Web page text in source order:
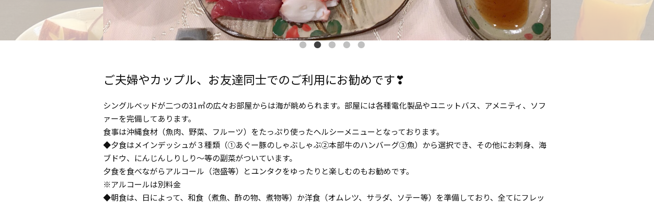
ご夫婦やカップル、お友達同士でのご利用にお勧めです❣
シングルベッドが二つの31㎡の広々お部屋からは海が眺められます。部屋には各種電化製品やユニットバス、アメニティ、ソフ
ァーを完備してあります。
食事は沖縄食材（魚肉、野菜、フルーツ）をたっぷり使ったヘルシーメニューとなっております。
◆夕食はメインデッシュが３種類（①あぐー豚のしゃぶしゃぶ②本部牛のハンバーグ③魚）から選択でき、その他にお刺身、海
ブドウ、にんじんしりしり～等の副菜がついています。
夕食を食べながらアルコール（泡盛等）とユンタクをゆったりと楽しむのもお勧めです。
※アルコールは別料金
◆朝食は、日によって、和食（煮魚、酢の物、煮物等）か洋食（オムレツ、サラダ、ソテー等）を準備しており、全てにフレッ